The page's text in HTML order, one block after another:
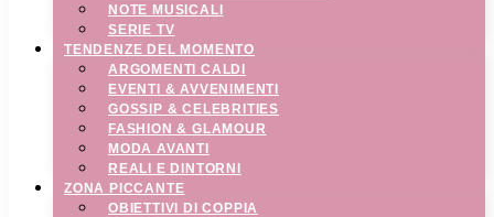
NOTE MUSICALI
SERIE TV
TENDENZE DEL MOMENTO
ARGOMENTI CALDI
EVENTI & AVVENIMENTI
GOSSIP & CELEBRITIES
FASHION & GLAMOUR
MODA AVANTI
REALI E DINTORNI
ZONA PICCANTE
OBIETTIVI DI COPPIA